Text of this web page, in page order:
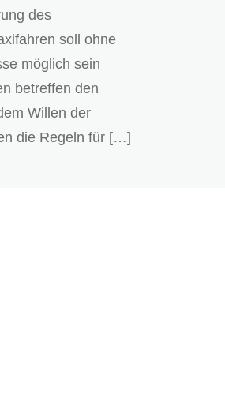
des
soll ohne
möglich sein
betreffen den
Willen der
die Regeln für […]